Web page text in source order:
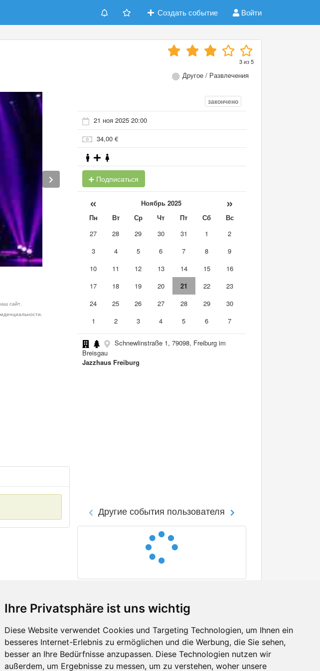
Ihre Privatsphäre ist uns wichtig
Diese Website verwendet Cookies und Targeting Technologien, um Ihnen ein
besseres Internet-Erlebnis zu ermöglichen und die Werbung, die Sie sehen,
besser an Ihre Bedürfnisse anzupassen. Diese Technologien nutzen wir
außerdem, um Ergebnisse zu messen, um zu verstehen, woher unsere
Создать событие Войти
3из5
Другое / Развлечения
сайт.
закончено
21 ноя 2025 20:00
34,00 €
Подписаться
« Ноябрь 2025 »
Пн Вт Ср Чт Пт Сб
Вс
27
28 29 30 31 1
2
3
4 5 6 7 8
9
10
11 12 13 14 15
16
17
18 19 20 21 22
23
24
25 26 27 28 29
30
1
2 3 4 5 6 7
Schnewlinstraße 1, 79098, Freiburg im
Breisgau
Jazzhaus Freiburg
Другие события пользователя
отзыв
Facebook
Twitter